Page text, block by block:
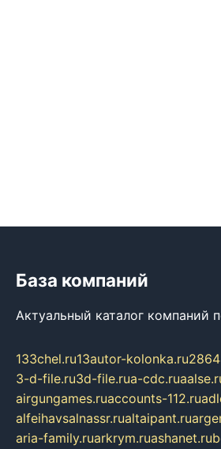
База компаний
Актуальный каталог компаний
133chel.ru13autor-kolonka.ru
3-d-file.ru3d-file.rua-cdc.ru
airgungames.ruaccounts-112.ru
alfeihavsalnassr.rualtaipant.ru
aria-family.ruarkrym.ruashanet.ru